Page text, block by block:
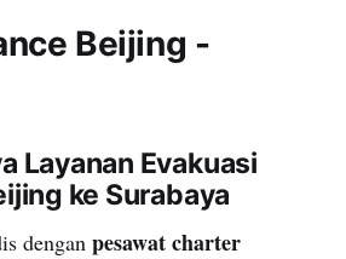
Beijing -
Layanan Evakuasi
ke Surabaya
dengan pesawat charter